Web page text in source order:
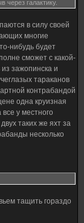
через галактику.
в силу своей
многие
нибудь будет
сможет с какой-
зажопинска и
тараканов
контрабандой
одна круизная
у местного
таких же яхт за
несколько
тащить гораздо